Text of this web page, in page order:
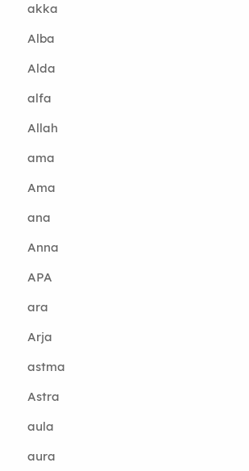
akka
Alba
Alda
alfa
Allah
ama
Ama
ana
Anna
APA
ara
Arja
astma
Astra
aula
aura